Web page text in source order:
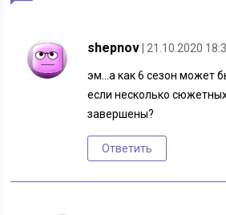
shepnov | 21.10.2020
эм…а как 6 сезон может
если несколько
завершены?
Ответить